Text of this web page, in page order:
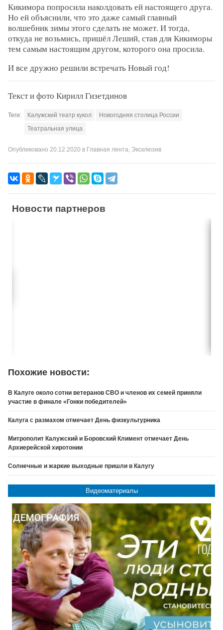
Кикимора попросила наколдовать ей настоящего друга.
Но ей объяснили, что это даже самый главный
волшебник зимы этого сделать не может. И тогда,
откуда не возьмись, пришёл Леший, став для Кикиморы
тем самым настоящим другом, которого она просила.
И все дружно решили встречать Новый год!
Текст и фото Кирилл Гизетдинов
Теги: Калужский театр кукол
Новогодняя столица России
Театральная улица
Опубликовано 20.12.2020 в Главная лента, Эксклюзив
Новости партнеров
Похожие новости:
В Калуге около сотни ветеранов СВО и членов их семей приняли
участие в финале «Гонки победителей»
Калуга с размахом отмечает День физкультурника
Митрополит Калужский и Боровский Климент отмечает День
Архиерейской хиротонии
Солнечные и жаркие выходные пришли в Калугу
Видеоматериалы